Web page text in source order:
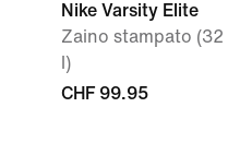
Nike Varsity Elite
Zaino stampato (32
l)
CHF 99.95